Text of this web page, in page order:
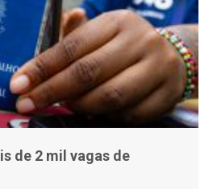
de 2 mil vagas de